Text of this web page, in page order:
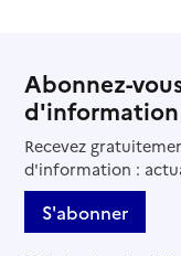
Abonnez-
d'information
Recevez
d'information :
S'abonner